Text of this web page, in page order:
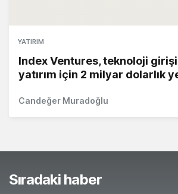
YATIRIM
Index Ventures, teknoloji
yatırım için 2 milyar dolarlık
Candeğer Muradoğlu
Sıradaki haber